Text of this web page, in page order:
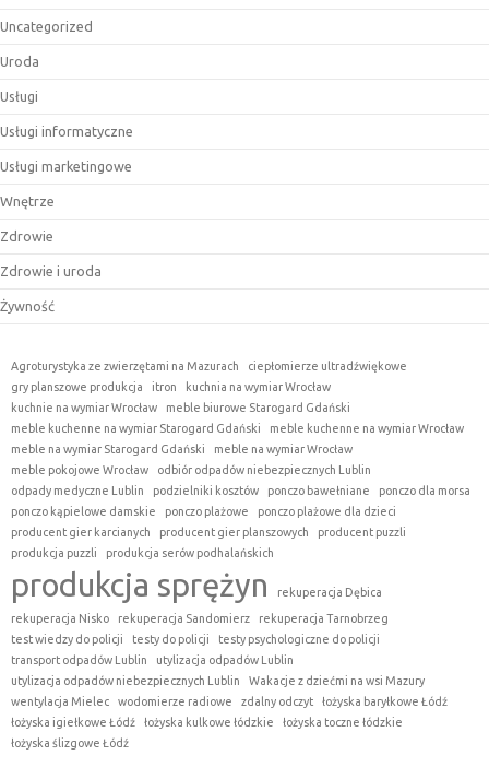
Uncategorized
Uroda
Usługi
Usługi informatyczne
Usługi marketingowe
Wnętrze
Zdrowie
Zdrowie i uroda
Żywność
Agroturystyka ze zwierzętami na Mazurach
ciepłomierze ultradźwiękowe
gry planszowe produkcja
itron
kuchnia na wymiar Wrocław
kuchnie na wymiar Wrocław
meble biurowe Starogard Gdański
meble kuchenne na wymiar Starogard Gdański
meble kuchenne na wymiar Wrocław
meble na wymiar Starogard Gdański
meble na wymiar Wrocław
meble pokojowe Wrocław
odbiór odpadów niebezpiecznych Lublin
odpady medyczne Lublin
podzielniki kosztów ponczo bawełniane
ponczo dla morsa
ponczo kąpielowe damskie
ponczo plażowe
ponczo plażowe dla dzieci
producent gier karcianych
producent gier planszowych
producent puzzli
produkcja puzzli
produkcja serów podhalańskich
produkcja sprężyn
rekuperacja Dębica
rekuperacja Nisko
rekuperacja Sandomierz
rekuperacja Tarnobrzeg
test wiedzy do policji
testy do policji
testy psychologiczne do policji
transport odpadów Lublin
utylizacja odpadów Lublin
utylizacja odpadów niebezpiecznych Lublin
Wakacje z dziećmi na wsi Mazury
wentylacja Mielec
wodomierze radiowe zdalny odczyt
łożyska baryłkowe Łódź
łożyska igiełkowe Łódź
łożyska kulkowe łódzkie
łożyska toczne łódzkie
łożyska ślizgowe Łódź